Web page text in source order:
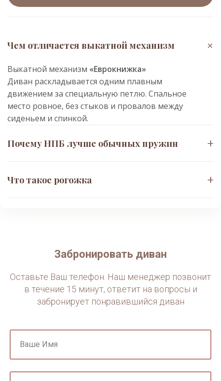
Чем отличается выкатной механизм +
Выкатной механизм «Еврокнижка»
Диван раскладывается одним плавным
движением за специальную петлю. Спальное
место ровное, без стыков и провалов между
сиденьем и спинкой.
Почему НПБ лучше обычных пружин +
Каждая пружина работает автономно. Вес
Что такое рогожка +
достаточно сухой чистки.
Забронировать диван
Оставьте Ваш телефон. Наш менеджер позвонит
в течение 15 минут, ответит на вопросы и
забронирует понравившийся диван
Ваше Имя